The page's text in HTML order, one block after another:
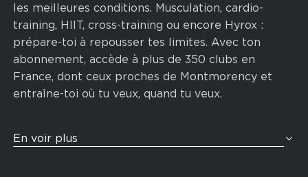
les meilleures conditions. Musculation, cardio-
training, HIIT, cross-training ou encore Hyrox :
prépare-toi à repousser tes limites. Avec ton
abonnement, accède à plus de 350 clubs en
France, dont ceux proches de Montmorency et
entraîne-toi où tu veux, quand tu veux.
En voir plus
Tu veux t’entraîner comme un athlète ? Nos zones
cross-training sont pensées pour te challenger